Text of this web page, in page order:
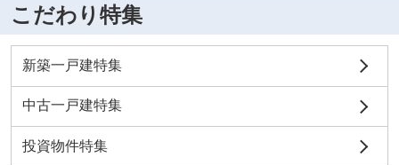
こだわり特集
新築一戸建特集
中古一戸建特集
投資物件特集